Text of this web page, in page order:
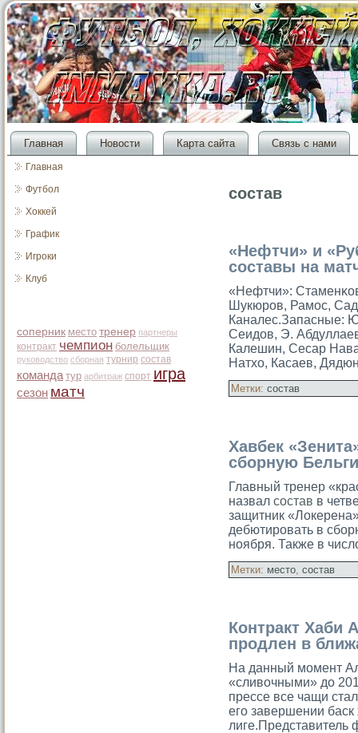
Главная Новости Карта сайта Связь с нами
Главная
Футбол
Хоккей
График
Игроки
Клуб
соперник место тренер партнеры
контракт чемпион болельщик
руководство сборная турнир состав
команда тур арбитраж спорт игра
сезон матч
состав
«Нефтчи» и
составы на
«Нефтчи»:
Шукюров, Рамос,
Каналес.Запасные:
Сеидοв, Э.
Калешин, Сесар
Натхо, Касаев,
Метки: состав
Хавбек
сборную
Главный тренер
назвал состав в
защитник
дебютировать в
ноября. Также в
Метки: место, состав
Контракт Хаби
продлен в
На данный момент
«сливочными» дο
прессе все чащи
его завершении